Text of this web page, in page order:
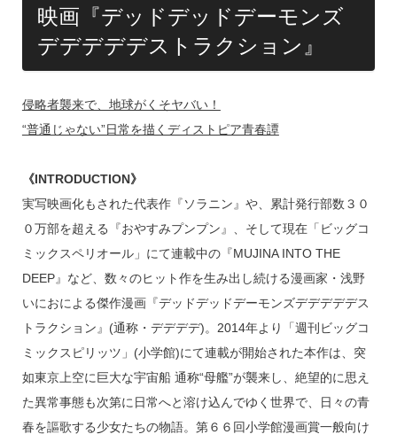
映画『デッドデッドデーモンズ
デデデデデストラクション』
侵略者襲来で、地球がくそヤバい！
“普通じゃない”日常を描くディストピア青春譚
《INTRODUCTION》
実写映画化もされた代表作『ソラニン』や、累計発行部数３０
０万部を超える『おやすみプンプン』、そして現在「ビッグコ
ミックスペリオール」にて連載中の『MUJINA INTO THE
DEEP』など、数々のヒット作を生み出し続ける漫画家・浅野
いにおによる傑作漫画『デッドデッドデーモンズデデデデデス
トラクション』(通称・デデデデ)。2014年より「週刊ビッグコ
ミックスピリッツ」(小学館)にて連載が開始された本作は、突
如東京上空に巨大な宇宙船 通称“母艦”が襲来し、絶望的に思え
た異常事態も次第に日常へと溶け込んでゆく世界で、日々の青
春を謳歌する少女たちの物語。第６６回小学館漫画賞一般向け